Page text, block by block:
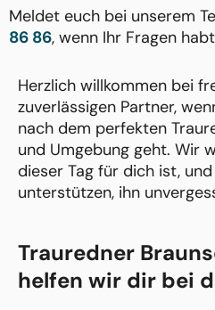
Meldet euch bei unserem
86 86, wenn Ihr Fragen
Herzlich willkommen bei
zuverlässigen Partner,
nach dem perfekten
und Umgebung geht. Wir
dieser Tag für dich ist,
unterstützen, ihn
Trauredner
helfen wir dir bei